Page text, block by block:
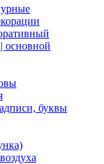
основной
буквы